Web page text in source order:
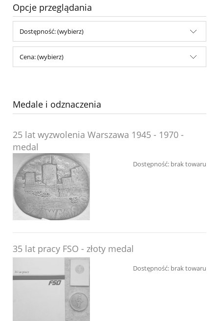
Opcje przeglądania
Dostępność: (wybierz)
Cena: (wybierz)
Medale i odznaczenia
25 lat wyzwolenia Warszawa 1945 - 1970 -
medal
Dostępność: brak towaru
35 lat pracy FSO - złoty medal
Dostępność: brak towaru